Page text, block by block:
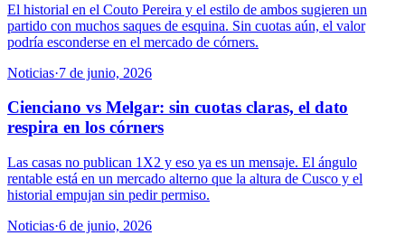
El historial en el Couto Pereira y el estilo de ambos sugieren un
partido con muchos saques de esquina. Sin cuotas aún, el valor
podría esconderse en el mercado de córners.
Noticias·7 de junio, 2026
Cienciano vs Melgar: sin cuotas claras, el dato
respira en los córners
Las casas no publican 1X2 y eso ya es un mensaje. El ángulo
rentable está en un mercado alterno que la altura de Cusco y el
historial empujan sin pedir permiso.
Noticias·6 de junio, 2026